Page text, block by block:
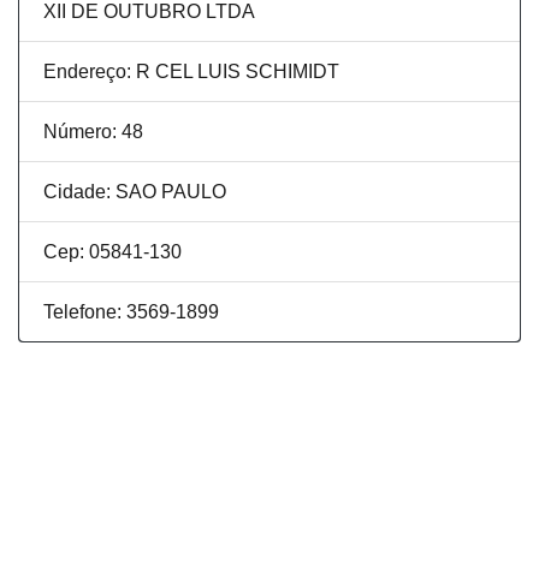
XII DE OUTUBRO LTDA
Endereço: R CEL LUIS SCHIMIDT
Número: 48
Cidade: SAO PAULO
Cep: 05841-130
Telefone: 3569-1899